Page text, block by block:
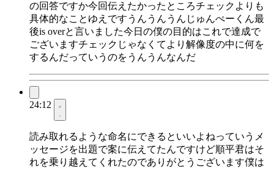
の回答ですか今回伝えたかったところチェックよりも
具体的なことゆえですうんうんうんじゅんぺーくん最
後is overと言いました今日の僕の目的はこれで達成で
ございますチェックじゃなくてより解像度の中に何を
するんだっていうのをうんうんなんだ
24:12
読み取れるような命名にできるといいよねっていうメ
ッセージを出題で案に伝えてたんですけど順平君はそ
れを乗り越えてくれたのでありがとうございます僕は